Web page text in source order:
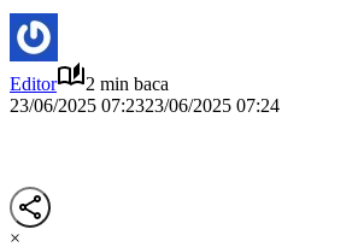
Editor
2 min baca
23/06/2025 07:2323/06/2025 07:24
×